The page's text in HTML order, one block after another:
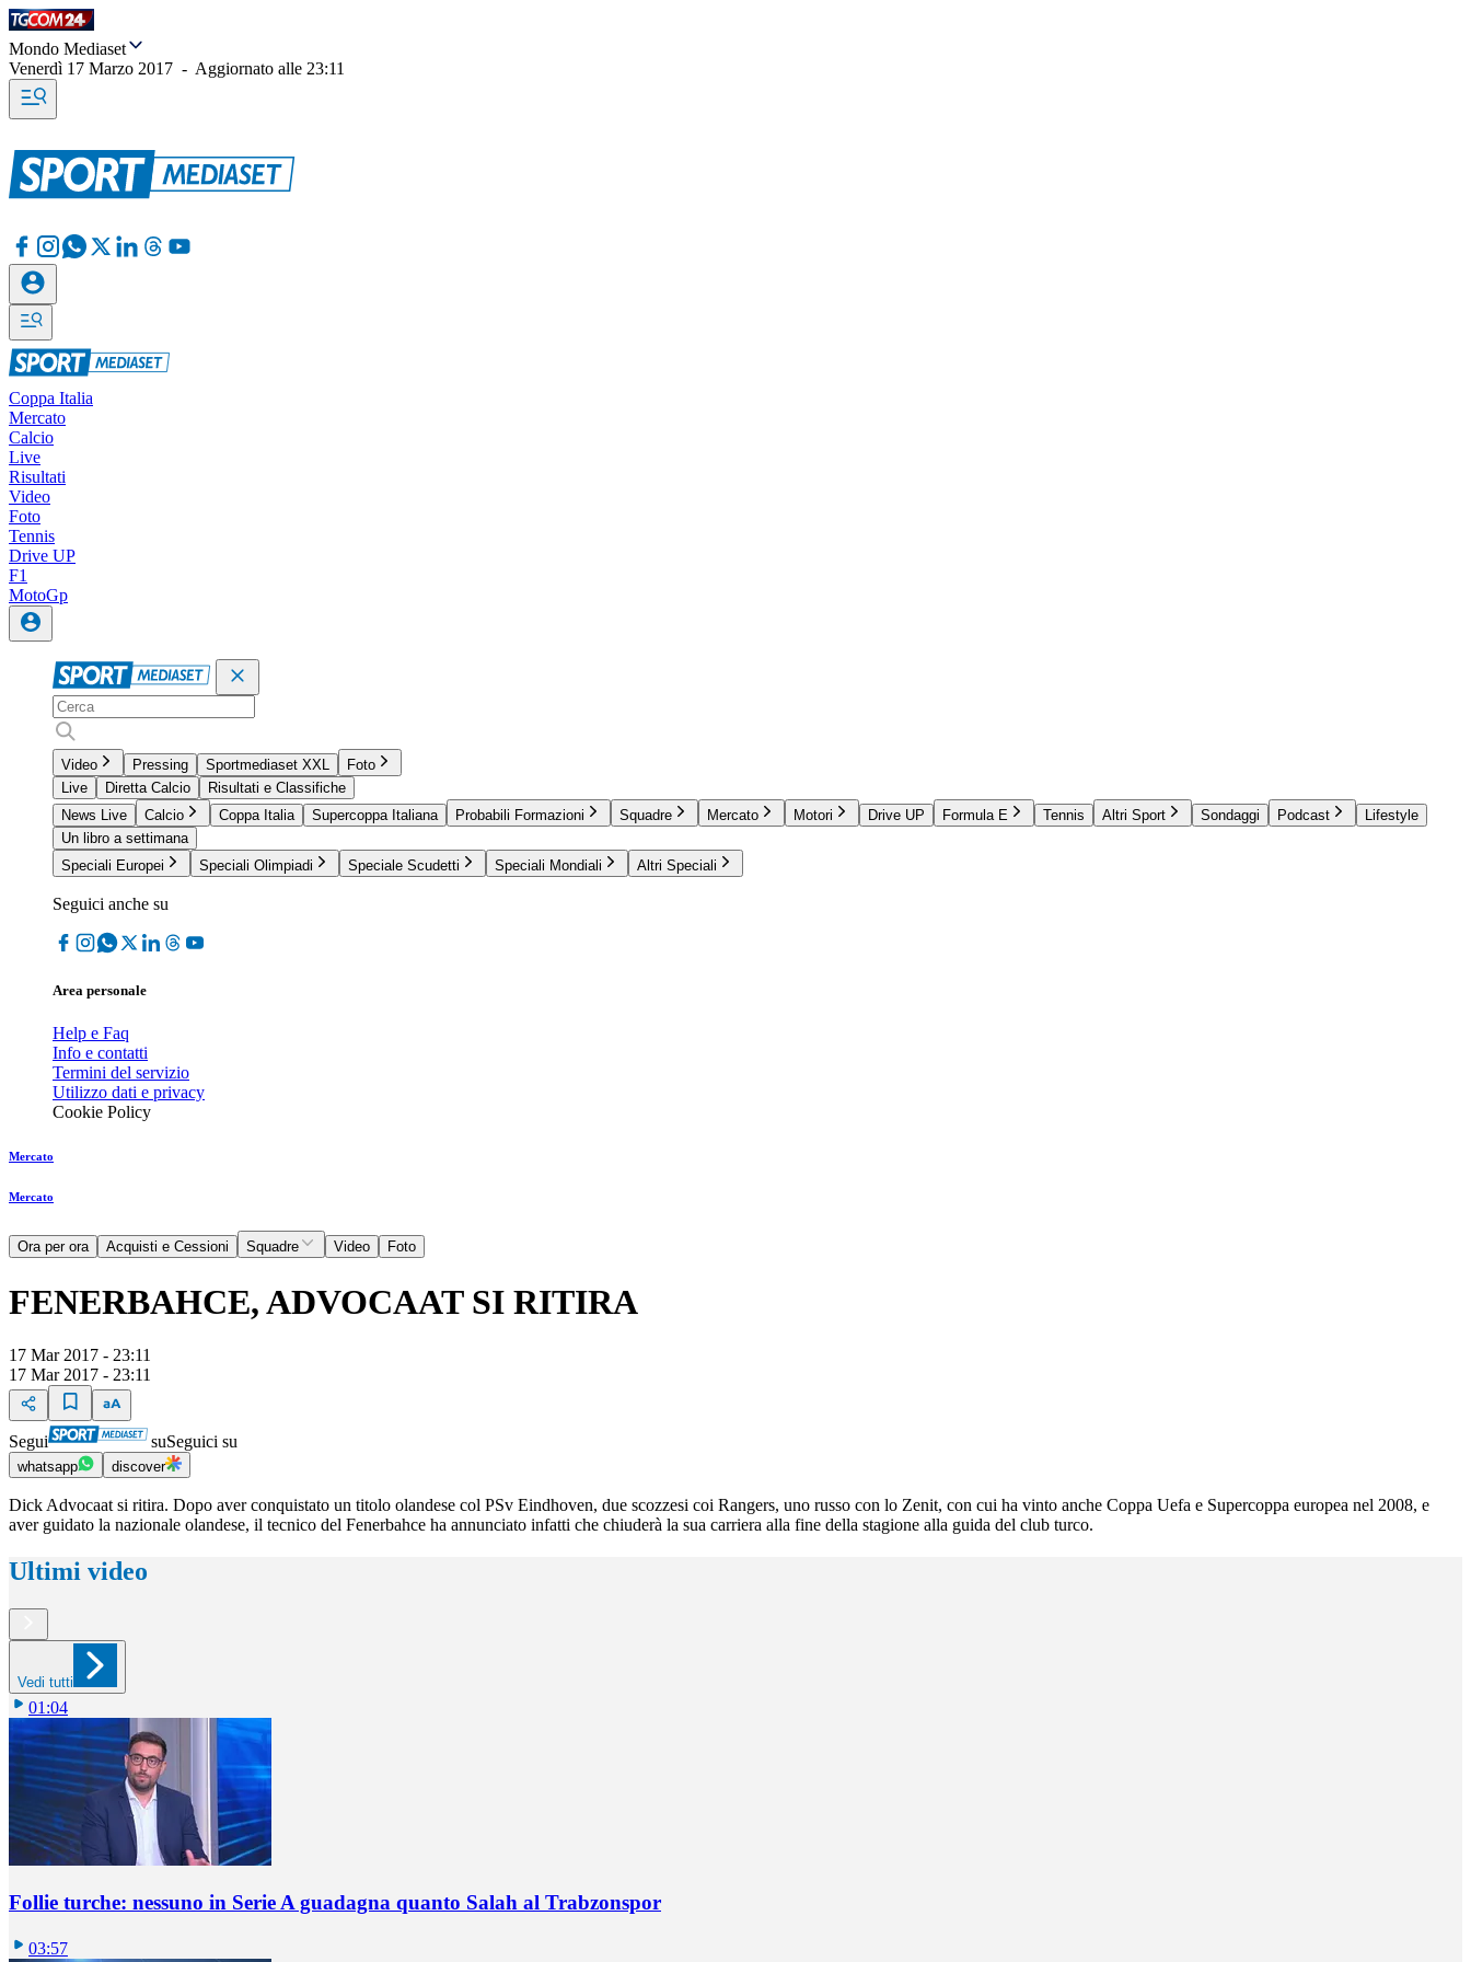
Mondo Mediaset
Venerdì 17 Marzo 2017 - Aggiornato alle 23:11
Coppa Italia
Mercato
Calcio
Live
Risultati
Video
Foto
Tennis
Drive UP
F1
MotoGp
Video Pressing Sportmediaset XXL
Foto
Live
Diretta Calcio
Risultati e Classifiche
News Live
Calcio Coppa Italia Supercoppa Italiana Probabili Formazioni Squadre Mercato Motori Drive UP Formula E Tennis Altri Sport Sondaggi Podcast
Lifestyle
Un libro a settimana
Speciali Europei
Speciali Olimpiadi Speciale Scudetti Speciali Mondiali Altri Speciali
Seguici anche su
Area personale
Help e Faq
Info e contatti
Termini del servizio
Utilizzo dati e privacy
Cookie Policy
Mercato
Mercato
Ora per ora Acquisti e Cessioni Squadre Video Foto
FENERBAHCE, ADVOCAAT SI RITIRA
17 Mar 2017 - 23:11
17 Mar 2017 - 23:11
Segui suSeguici su
whatsapp discover
Dick Advocaat si ritira. Dopo aver conquistato un titolo olandese col PSv Eindhoven, due scozzesi coi Rangers, uno russo con lo Zenit, con cui ha vinto anche Coppa Uefa e Supercoppa europea nel 2008, e
aver guidato la nazionale olandese, il tecnico del Fenerbahce ha annunciato infatti che chiuderà la sua carriera alla fine della stagione alla guida del club turco.
Ultimi video
Vedi tutti
01:04
Follie turche: nessuno in Serie A guadagna quanto Salah al Trabzonspor
03:57